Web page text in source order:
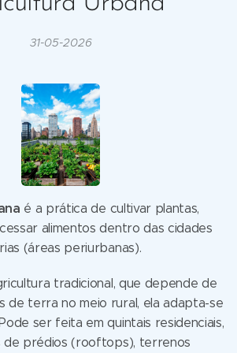
31-05-2026
é a prática de cultivar plantas,
alimentos dentro das cidades
(áreas periurbanas).
tradicional, que depende de
de terra no meio rural, ela adapta-se
ser feita em quintais residenciais,
de prédios (rooftops), terrenos